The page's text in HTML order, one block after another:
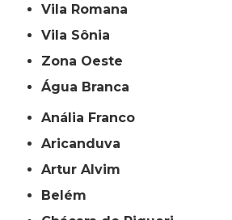
Vila Romana
Vila Sônia
Zona Oeste
Água Branca
Anália Franco
Aricanduva
Artur Alvim
Belém